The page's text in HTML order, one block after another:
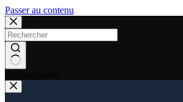
Passer au contenu